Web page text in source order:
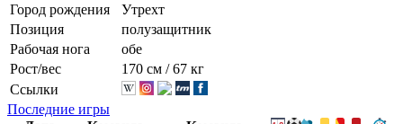
Город рождения
Утрехт
Позиция
полузащитник
Рабочая нога
обе
Рост/вес
170 см / 67 кг
Ссылки
Последние игры